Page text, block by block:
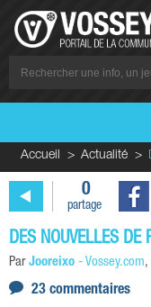
Accueil Actualité
0
partage
DES NOUVELLES DE
Par Jooreixo - Vossey.com,
23 commentaires